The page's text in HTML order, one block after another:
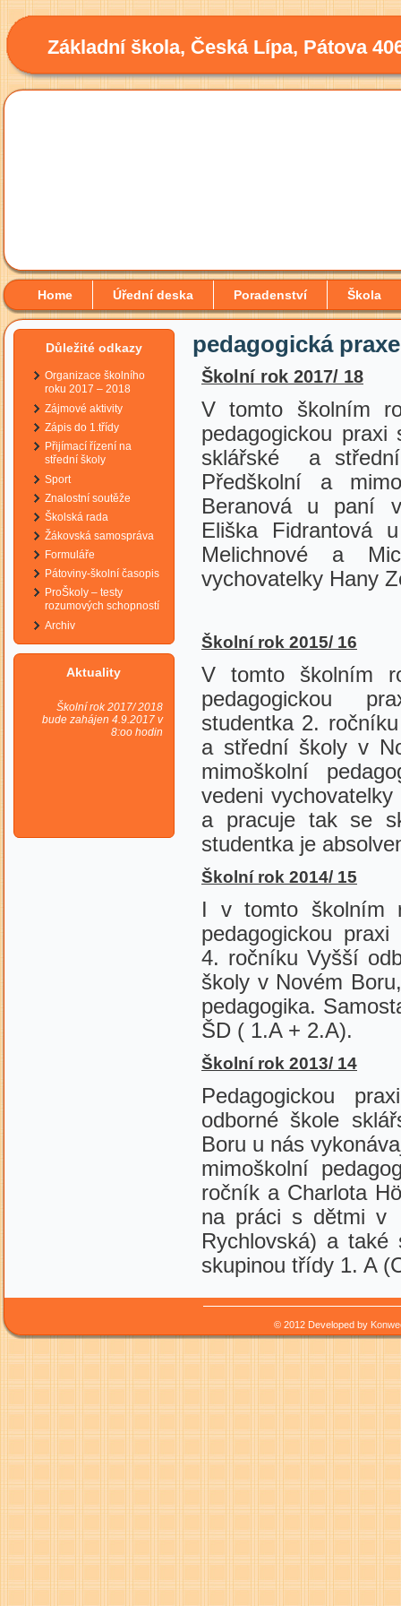
Základní škola, Česká Lípa, Pátova
Home Úřední deska Poradenství Škola
Důležité odkazy
Organizace školního
roku 2017 – 2018
Zájmové aktivity
Zápis do 1.třídy
Přijímací řízení na
střední školy
Sport
Znalostní soutěže
Školská rada
Žákovská samospráva
Formuláře
Pátoviny-školní časopis
ProŠkoly – testy
rozumových schopností
Archiv
Aktuality
Školní rok 2017/ 2018
bude zahájen 4.9.2017 v
8:oo hodin
pedagogická praxe
Školní rok 2017/ 18
V tomto školním
pedagogickou
sklářské a
Předškolní a
Beranová u paní
Eliška Fidrantová
Melichnové a
vychovatelky Hany
Š kolní rok 2015/ 16
V tomto školním
pedagogickou
studentka 2.
a střední školy v
mimoškolní
vedeni
a pracuje tak se
studentka je
Školní rok 2014/ 15
I v tomto školním
pedagogickou
4. ročníku Vyšší
školy v Novém
pedagogika.
ŠD ( 1.A + 2.A).
Školní rok 2013/ 14
Pedagogickou
odborné škole
Boru u nás
mimoškolní
ročník a Charlota
na práci s dětmi v
Rychlovská) a také
skupinou třídy 1. A
© 2012 Developed by